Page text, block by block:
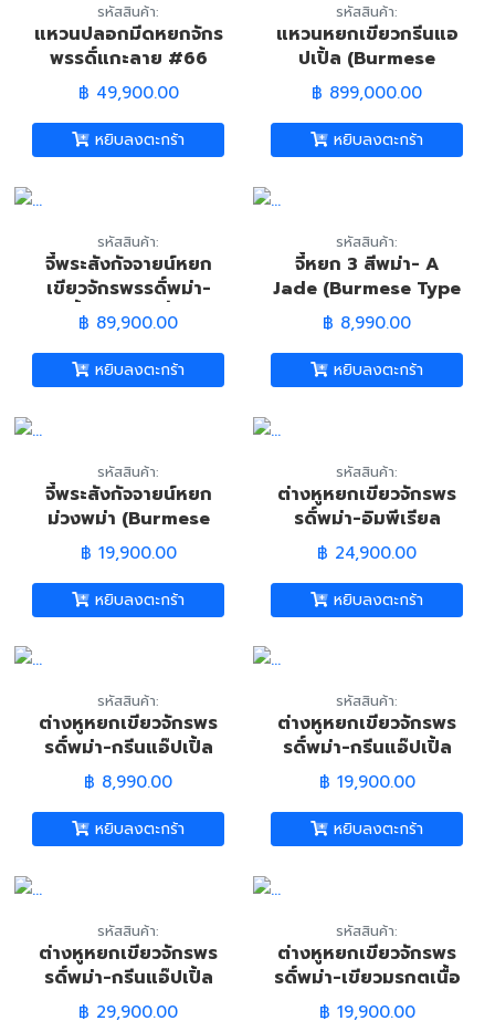
รหัสสินค้า:
แหวนปลอกมีดหยกจักร
พรรดิ์แกะลาย #66
(ฺBurmese Imperial
Green Jade Carved
Trump Ring)
฿ 49,900.00
หยิบลงตะกร้า
รหัสสินค้า:
แหวนหยกเขียวกรีนแอ
ปเปิ้ล (Burmese
Green Apple Jade
Ring)
฿ 899,000.00
หยิบลงตะกร้า
รหัสสินค้า:
จี้พระสังกัจจายน์หยก
เขียวจักรพรรดิ์พม่า-
เนื้อแก้วพรีเมี่ยม
(Burmese Jadeite
Green Imperial Jade
Smiling Buddha
฿ 89,900.00
หยิบลงตะกร้า
รหัสสินค้า:
จี้หยก 3 สีพม่า- A
Jade (Burmese Type
A Jade Pandant)
฿ 8,990.00
หยิบลงตะกร้า
รหัสสินค้า:
จี้พระสังกัจจายน์หยก
ม่วงพม่า (Burmese
Lavender Jadeite
Jade Smiling
Buddha Amulet)
฿ 19,900.00
หยิบลงตะกร้า
รหัสสินค้า:
ต่างหูหยกเขียวจักรพร
รดิ์พม่า-อิมพีเรียล
(Burmese Imperial
Jadeite Jade
Earrings)
฿ 24,900.00
หยิบลงตะกร้า
รหัสสินค้า:
ต่างหูหยกเขียวจักรพร
รดิ์พม่า-กรีนแอ๊ปเปิ้ล
(Burmese Imperial
Jadeite Jade
Earrings)
฿ 8,990.00
หยิบลงตะกร้า
รหัสสินค้า:
ต่างหูหยกเขียวจักรพร
รดิ์พม่า-กรีนแอ๊ปเปิ้ล
(Burmese Imperial
Jadeite Jade
Earrings)
฿ 19,900.00
หยิบลงตะกร้า
รหัสสินค้า:
ต่างหูหยกเขียวจักรพร
รดิ์พม่า-กรีนแอ๊ปเปิ้ล
(Burmese Imperial
฿ 29,900.00
รหัสสินค้า:
ต่างหูหยกเขียวจักรพร
รดิ์พม่า-เขียวมรกตเนื้อ
แก้ว (Burmese
฿ 19,900.00